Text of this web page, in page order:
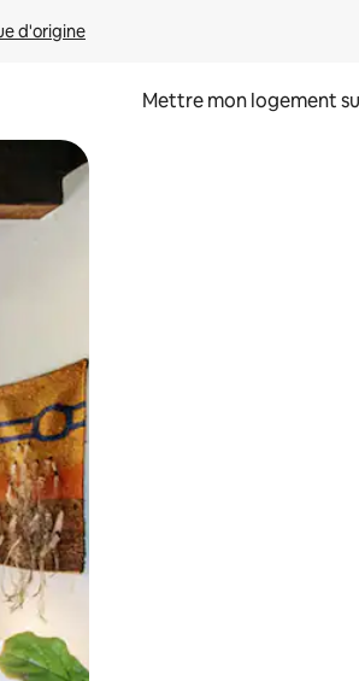
d'origine
Mettre mon logement
glisser.